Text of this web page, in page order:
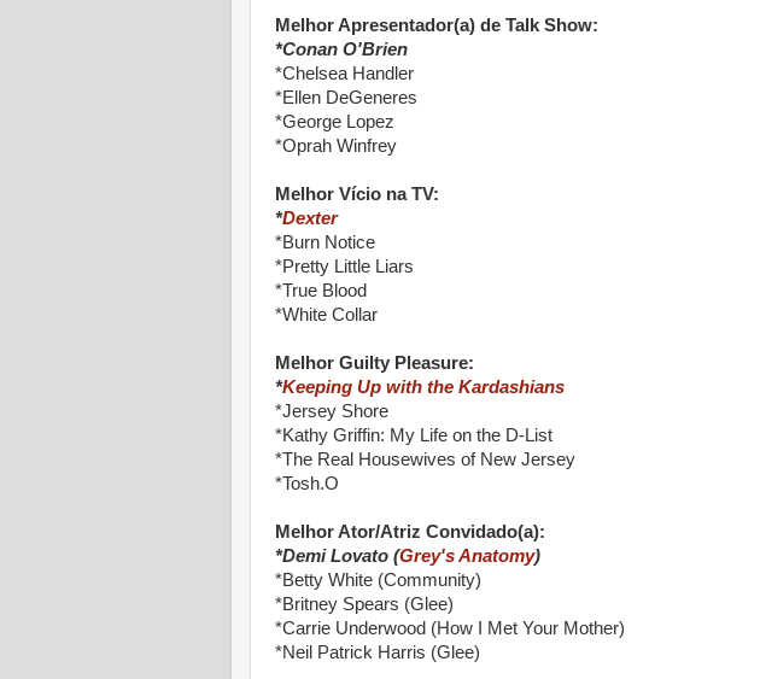
Melhor Apresentador(a) de Talk Show:
*Conan O'Brien
*Chelsea Handler
*Ellen DeGeneres
*George Lopez
*Oprah Winfrey
Melhor Vício na TV:
*Dexter
*Burn Notice
*Pretty Little Liars
*True Blood
*White Collar
Melhor Guilty Pleasure:
*Keeping Up with the Kardashians
*Jersey Shore
*Kathy Griffin: My Life on the D-List
*The Real Housewives of New Jersey
*Tosh.O
Melhor Ator/Atriz Convidado(a):
*Demi Lovato (Grey's Anatomy)
*Betty White (Community)
*Britney Spears (Glee)
*Carrie Underwood (How I Met Your Mother)
*Neil Patrick Harris (Glee)